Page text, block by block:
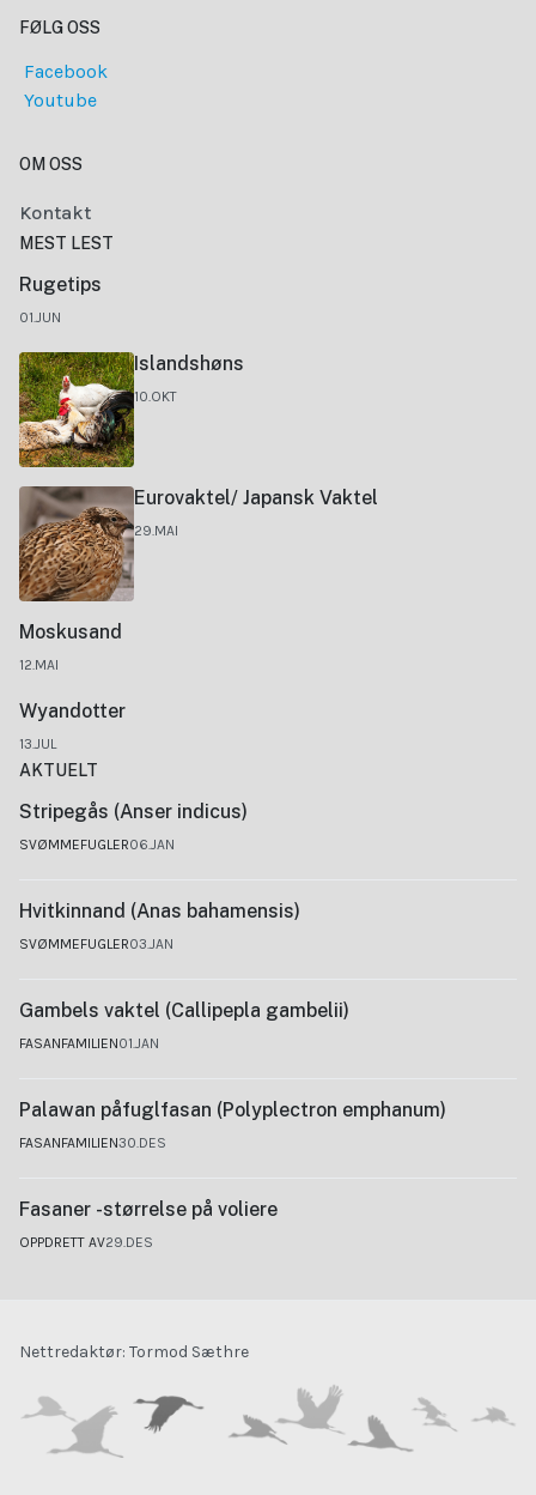
FØLG OSS
Facebook
Youtube
OM OSS
Kontakt
MEST LEST
Rugetips
01.JUN
Islandshøns
10.OKT
Eurovaktel/ Japansk Vaktel
29.MAI
Moskusand
12.MAI
Wyandotter
13.JUL
AKTUELT
Stripegås (Anser indicus)
SVØMMEFUGLER06.JAN
Hvitkinnand (Anas bahamensis)
SVØMMEFUGLER03.JAN
Gambels vaktel (Callipepla gambelii)
FASANFAMILIEN01.JAN
Palawan påfuglfasan (Polyplectron emphanum)
FASANFAMILIEN30.DES
Fasaner -størrelse på voliere
OPPDRETT AV29.DES
Nettredaktør: Tormod Sæthre